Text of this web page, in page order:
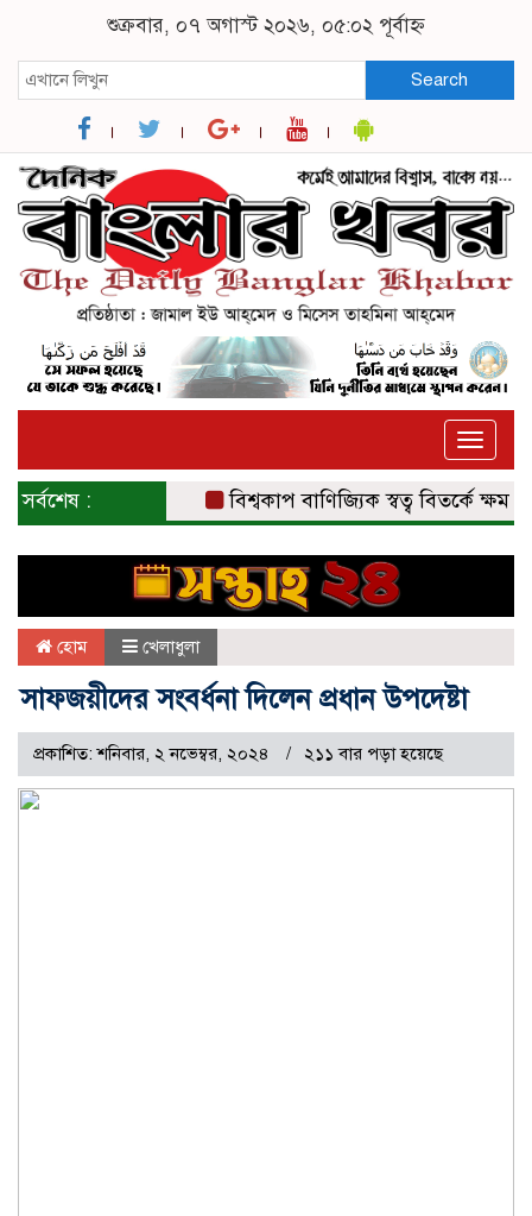
শুক্রবার, ০৭ অগাস্ট ২০২৬, ০৫:০২ পূর্বাহ্ন
Search
Toggle
সর্বশেষ : বিশ্বকাপ বাণিজ্যিক স্বত্ব বিতর্কে ক্ষমা
হোম খেলাধুলা
সাফজয়ীদের সংবর্ধনা দিলেন প্রধান উপদেষ্টা
প্রকাশিত: শনিবার, ২ নভেম্বর, ২০২৪ ২১১ বার পড়া হয়েছে